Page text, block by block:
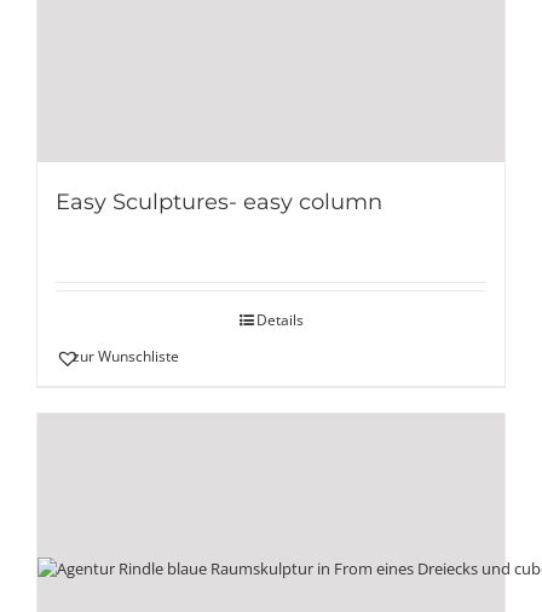
Easy Sculptures- easy column
Details
zur Wunschliste